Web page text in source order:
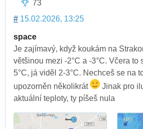
73
# 15.02.2026, 13:25
space
Je zajímavý, když koukám na
většinou mezi -2°C a -3°C. Včera to
5°C, já viděl 2-3°C. Nechceš se na
upozorněn několikrát
Jinak pro
aktuální teploty, ty píšeš nula